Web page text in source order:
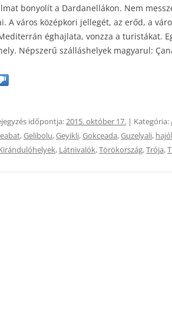
bonyolít a Dardanellákon. Nem
A város középkori jellegét, az erőd, a
éghajlata, vonzza a turistákat.
Népszerű szálláshelyek magyarul:
időpontja:2015. október 17. | Kategória:
,Gelibolu,Geyikli,Gokceada,Guzelyali,
, Látnivalók,Törökország,Trója,